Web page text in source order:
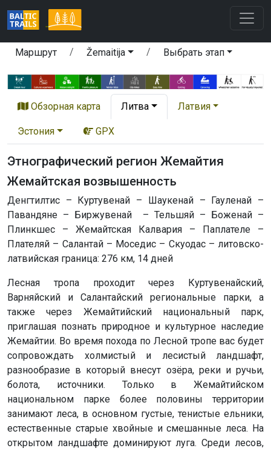
Маршрут Žemaitija Выбрать этап
Обзорная карта Литва Латвия
Эстония GPX
Этнографический регион Жемайтия
Жемайтская возвышенность
Денгтилтис – Куртувенай – Шаукенай – Гауленай –
Павандяне – Биржувенай – Тельшяй – Боженай –
Плинкшес – Жемайтская Калвария – Паплателе –
Плателяй – Салантай – Моседис – Скуодас – литовско-
латвийская граница: 276 км, 14 дней
Лесная тропа проходит через Куртувенайский,
Варняйский и Салантайский региональные парки, а
также через Жемайтийский национальный парк,
приглашая познать природное и культурное наследие
Жемайтии. Во время похода по Лесной тропе вас будет
сопровождать холмистый и лесистый ландшафт,
разнообразие в который внесут озёра, реки и ручьи,
болота, источники. Только в Жемайтийском
национальном парке более половины территории
занимают леса, в основном густые, тенистые ельники,
естественные старые хвойные и смешанные леса. На
открытом ландшафте доминируют луга. Среди лесов,